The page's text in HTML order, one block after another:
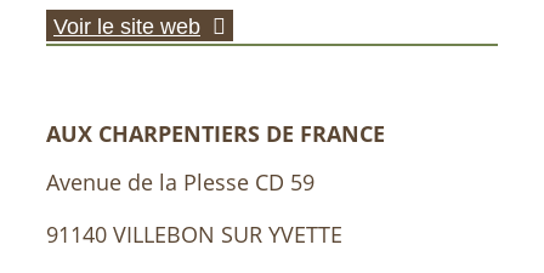
Voir le site web
AUX CHARPENTIERS DE FRANCE
Avenue de la Plesse CD 59
91140 VILLEBON SUR YVETTE